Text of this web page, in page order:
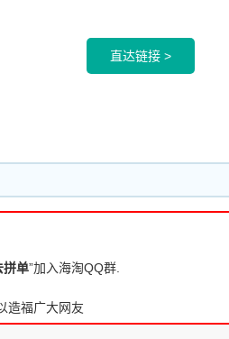
直达链接 >
拼单”加入海淘QQ群.
造福广大网友